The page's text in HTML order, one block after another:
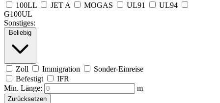
100LL JET A MOGAS UL91
UL94
G100UL
Sonstiges:
Beliebig
Zoll Immigration
Sonder-Einreise
Befestigt
IFR
Min. Länge:
m
Zurücksetzen